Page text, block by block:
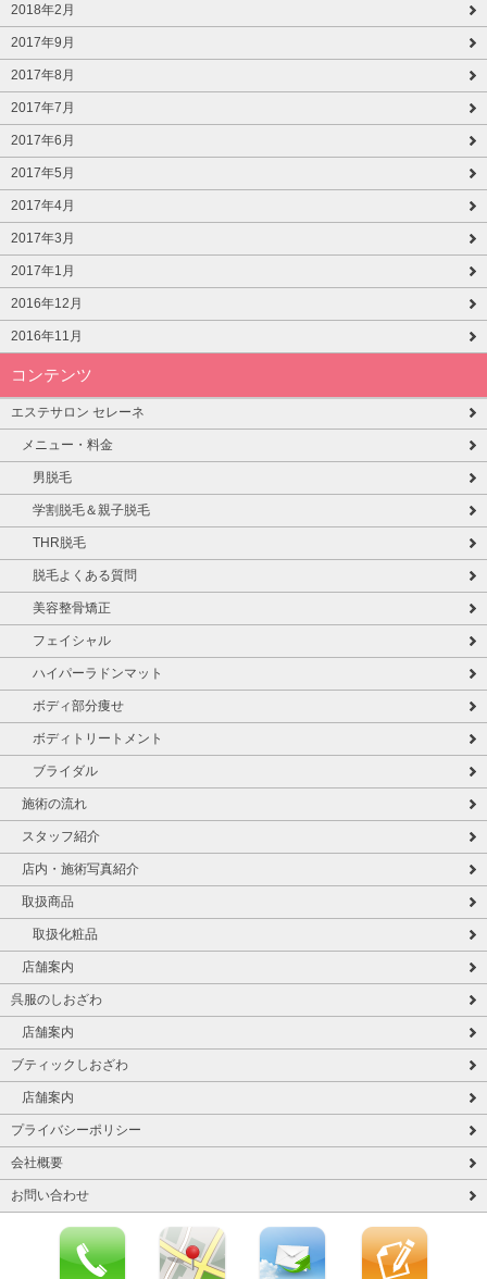
2018年2月
2017年9月
2017年8月
2017年7月
2017年6月
2017年5月
2017年4月
2017年3月
2017年1月
2016年12月
2016年11月
コンテンツ
エステサロン セレーネ
メニュー・料金
男脱毛
学割脱毛＆親子脱毛
THR脱毛
脱毛よくある質問
美容整骨矯正
フェイシャル
ハイパーラドンマット
ボディ部分痩せ
ボディトリートメント
ブライダル
施術の流れ
スタッフ紹介
店内・施術写真紹介
取扱商品
取扱化粧品
店舗案内
呉服のしおざわ
店舗案内
ブティックしおざわ
店舗案内
プライバシーポリシー
会社概要
お問い合わせ